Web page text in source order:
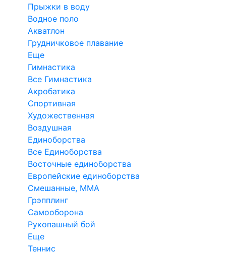
Прыжки в воду
Водное поло
Акватлон
Грудничковое плавание
Еще
Гимнастика
Все Гимнастика
Акробатика
Спортивная
Художественная
Воздушная
Единоборства
Все Единоборства
Восточные единоборства
Европейские единоборства
Смешанные, ММА
Грэпплинг
Самооборона
Рукопашный бой
Еще
Теннис